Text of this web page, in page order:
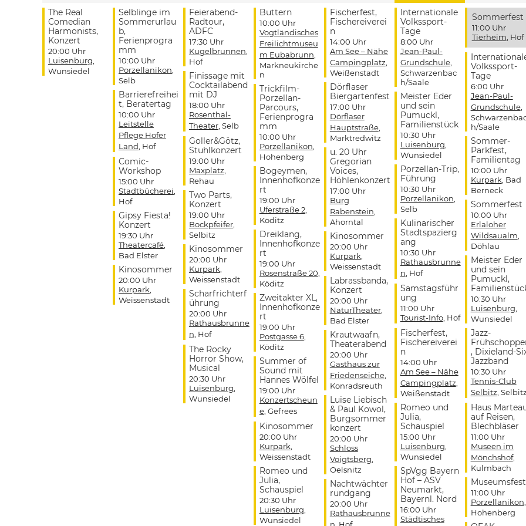
The Real
Comedian
Harmonists,
Konzert
20:00 Uhr
Luisenburg
Wunsiedel
Selblinge im
Sommerurlau
b,
Ferienprogra
mm
10:00 Uhr
Porzellanikon
Selb
Barrierefreihei
t, Beratertag
10:00 Uhr
Leitstelle
Pflege Hofer
Land , Hof
Comic-
Workshop
15:00 Uhr
Stadtbücherei
Hof
Gipsy Fiesta!
Konzert
19:30 Uhr
Theatercafé,
Bad Elster
Kinosommer
20:00 Uhr
Kurpark
Weissenstadt
Feierabend-
Radtour,
ADFC
17:30 Uhr
Kugelbrunnen
Hof
Finissage mit
Cocktailabend
mit DJ
18:00 Uhr
Rosenthal-
Theater, Selb
Goller&Götz,
Stuhlkonzert
19:00 Uhr
Maxplatz
Rehau
Two Parts,
Konzert
19:00 Uhr
Bockpfeifer,
Selbitz
Kinosommer
20:00 Uhr
Kurpark
Weissenstadt
Scharfrichterf
ührung
20:00 Uhr
Rathausbrunne
n , Hof
The Rocky
Horror Show,
Musical
20:30 Uhr
Luisenburg
Wunsiedel
Buttern
10:00 Uhr
Vogtländisches
Freilichtmuseu
m Eubabrunn
Markneukirche
n
Trickfilm-
Porzellan-
Parcours,
Ferienprogra
mm
10:00 Uhr
Porzellanikon
Hohenberg
Bogeymen,
Innenhofkonze
rt
19:00 Uhr
Uferstraße 2,
Köditz
Dreiklang,
Innenhofkonze
rt
19:00 Uhr
Rosenstraße 20
Köditz
Zweitakter XL,
Innenhofkonze
rt
19:00 Uhr
Postgasse 6,
Köditz
Summer of
Sound mit
Hannes Wölfel
19:00 Uhr
Konzertscheun
e, Gefrees
Kinosommer
20:00 Uhr
Kurpark
Weissenstadt
Romeo und
Julia,
Schauspiel
20:30 Uhr
Luisenburg
Wunsiedel
Fischerfest,
Fischereiverei
n
14:00 Uhr
Am See – Nähe
Campingplatz
Weißenstadt
Dörflaser
Biergartenfest
17:00 Uhr
Dörflaser
Hauptstraße,
Marktredwitz
u. 20 Uhr
Gregorian
Voices,
Höhlenkonzert
17:00 Uhr
Burg
Rabenstein
Ahorntal
Kinosommer
20:00 Uhr
Kurpark
Weissenstadt
Labrassbanda,
Konzert
20:00 Uhr
NaturTheater,
Bad Elster
Krautwaafn,
Theaterabend
20:00 Uhr
Gasthaus zur
Friedenseiche,
Konradsreuth
Luise Liebisch
& Paul Kowol,
Burgsommer
konzert
20:00 Uhr
Schloss
Voigtsberg
Oelsnitz
Nachtwächter
rundgang
20:00 Uhr
Rathausbrunne
Internationale
Volkssport-
Tage
8:00 Uhr
Jean-Paul-
Grundschule,
Schwarzenbac
h/Saale
Meister Eder
und sein
Pumuckl,
Familienstück
10:30 Uhr
Luisenburg
Wunsiedel
Porzellan-Trip,
Führung
10:30 Uhr
Porzellanikon
Selb
Kulinarischer
Stadtspazierg
ang
10:30 Uhr
Rathausbrunne
n , Hof
Samstagsführ
ung
11:00 Uhr
Tourist-Info, Hof
Fischerfest,
Fischereiverei
n
14:00 Uhr
Am See – Nähe
Campingplatz
Weißenstadt
Romeo und
Julia,
Schauspiel
15:00 Uhr
Luisenburg
Wunsiedel
SpVgg Bayern
Hof – ASV
Neumarkt,
Bayernl. Nord
16:00 Uhr
Städtisches
Sommerfest
11:00 Uhr
Tierheim , Hof
Volkssport-
Tage
6:00 Uhr
Jean-Paul-
Grundschule,
h/Saale
Sommer-
Parkfest,
Familientag
10:00 Uhr
Kurpark , Bad
Berneck
Sommerfest
10:00 Uhr
Erlaloher
Wildsaualm
Döhlau
Meister Eder
und sein
Pumuckl,
10:30 Uhr
Luisenburg
Wunsiedel
Jazz-
, Dixieland-
Jazzband
10:30 Uhr
Tennis-Club
Selbitz ,
Haus
auf Reisen,
Blechbläser
11:00 Uhr
Museen im
Mönchshof,
Kulmbach
Museumsfest
11:00 Uhr
Porzellanikon
Hohenberg